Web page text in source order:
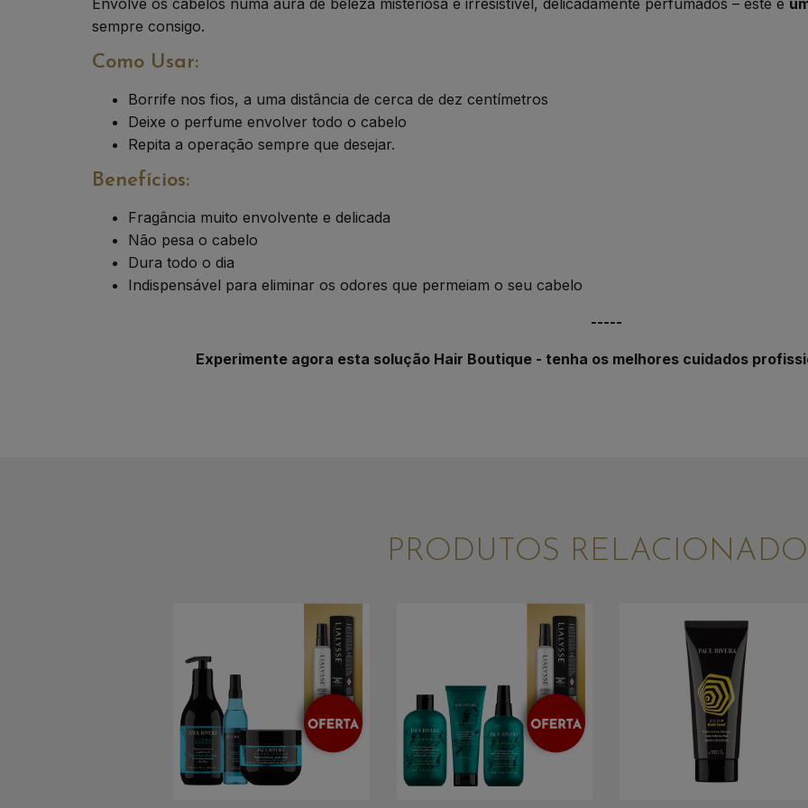
Envolve os cabelos numa aura de beleza misteriosa e irresistível, delicadamente perfumados – este é
sempre consigo.
Como Usar:
Borrife nos fios, a uma distância de cerca de dez centímetros
Deixe o perfume envolver todo o cabelo
Repita a operação sempre que desejar.
Benefícios:
Fragância muito envolvente e delicada
Não pesa o cabelo
Dura todo o dia
Indispensável para eliminar os odores que permeiam o seu cabelo
-----
Experimente agora esta solução Hair Boutique - tenha os melhores cuidados
PRODUTOS